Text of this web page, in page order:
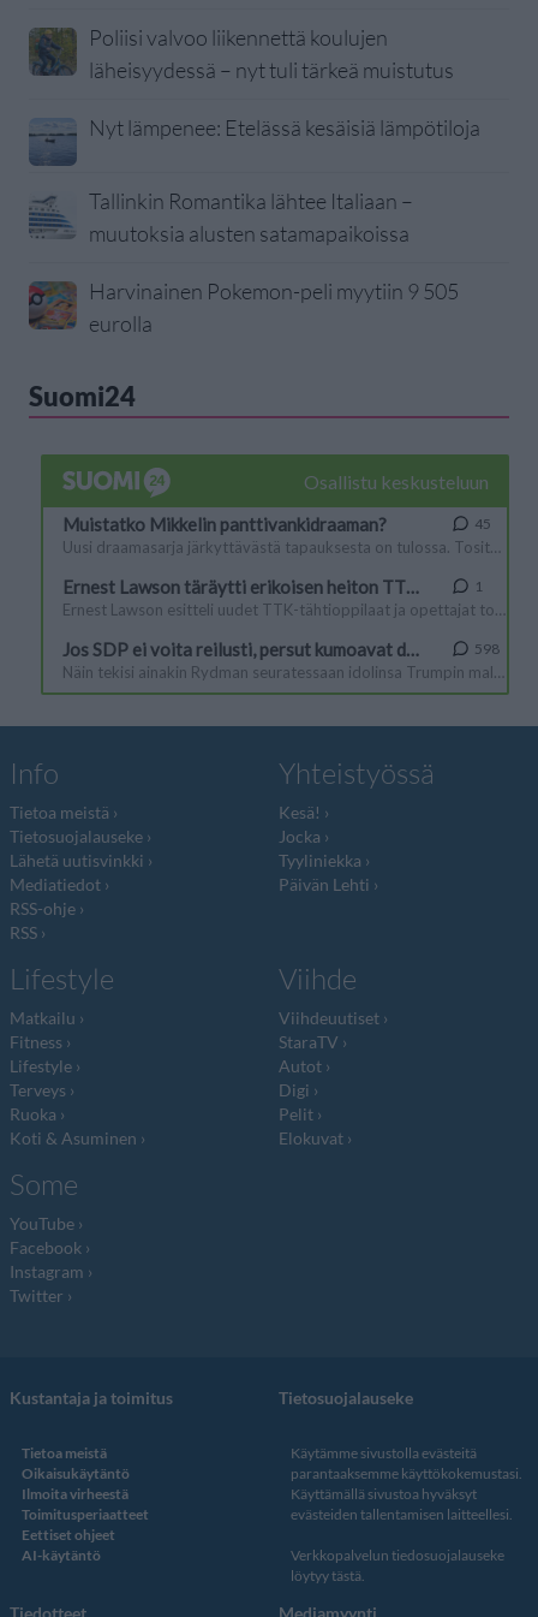
Poliisi valvoo liikennettä koulujen
läheisyydessä – nyt tuli tärkeä muistutus
Nyt lämpenee: Etelässä kesäisiä lämpötiloja
Tallinkin Romantika lähtee Italiaan –
muutoksia alusten satamapaikoissa
Harvinainen Pokemon-peli myytiin 9 505
eurolla
Suomi24
Info
Tietoa meistä
Tietosuojalauseke
Lähetä uutisvinkki
Mediatiedot
RSS-ohje
RSS
Yhteistyössä
Kesä!
Jocka
Tyyliniekka
Päivän Lehti
Lifestyle
Matkailu
Fitness
Lifestyle
Terveys
Ruoka
Koti & Asuminen
Viihde
Viihdeuutiset
StaraTV
Autot
Digi
Pelit
Elokuvat
Some
YouTube
Facebook
Instagram
Twitter
Kustantaja ja toimitus
Tietoa meistä
Oikaisukäytäntö
Ilmoita virheestä
Toimitusperiaatteet
Eettiset ohjeet
AI-käytäntö
Tietosuojalauseke
Käytämme sivustolla evästeitä
parantaaksemme käyttökokemustasi.
Käyttämällä sivustoa hyväksyt
evästeiden tallentamisen laitteellesi.
Verkkopalvelun tiedosuojalauseke
löytyy tästä.